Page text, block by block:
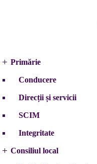
Primărie
Conducere
Direcții și servicii
SCIM
Integritate
Consiliul local